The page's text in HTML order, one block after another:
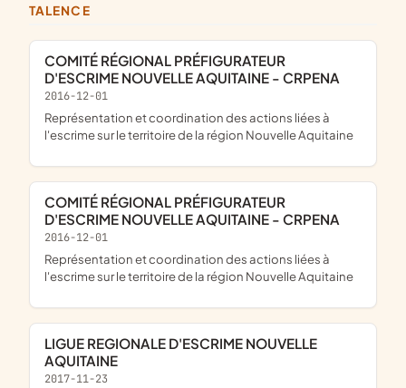
TALENCE
COMITÉ RÉGIONAL PRÉFIGURATEUR
D'ESCRIME NOUVELLE AQUITAINE - CRPENA
2016-12-01
représentation et coordination des actions liées à
l'escrime sur le territoire de la région Nouvelle Aquitaine
COMITÉ RÉGIONAL PRÉFIGURATEUR
D'ESCRIME NOUVELLE AQUITAINE - CRPENA
2016-12-01
représentation et coordination des actions liées à
l'escrime sur le territoire de la région Nouvelle Aquitaine
LIGUE REGIONALE D'ESCRIME NOUVELLE
AQUITAINE
2017-11-23